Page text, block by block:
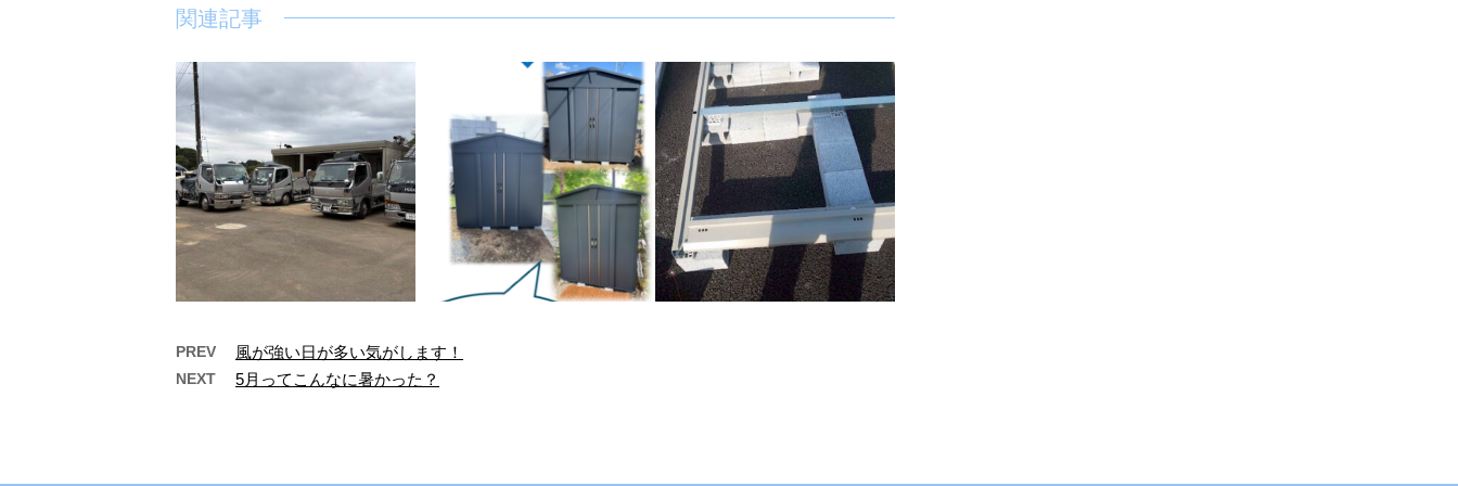
関連記事
ガレージ組立。
三角屋根仕様ガーデニング
PREV 風が強い日が多い気がします！
NEXT 5月ってこんなに暑かった？